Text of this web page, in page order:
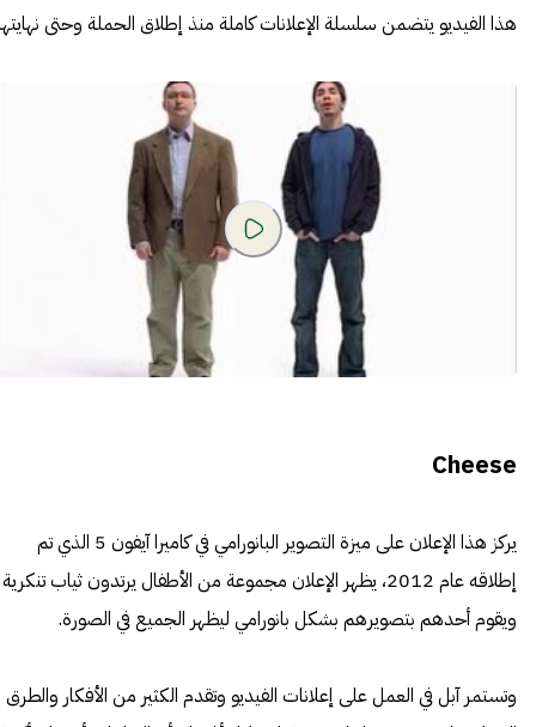
هذا الفيديو يتضمن سلسلة الإعلانات كاملة منذ إطلاق الحملة وحتى
Cheese
يركز هذا الإعلان على ميزة التصوير البانورامي في كاميرا آيفون 5 الذي تم
إطلاقه عام 2012، يظهر الإعلان مجموعة من الأطفال يرتدون ثياب تنكرية
ويقوم أحدهم بتصويرهم بشكل بانورامي ليظهر الجميع في الصورة.
وتستمر آبل في العمل على إعلانات الفيديو وتقدم الكثير من الأفكار والطرق